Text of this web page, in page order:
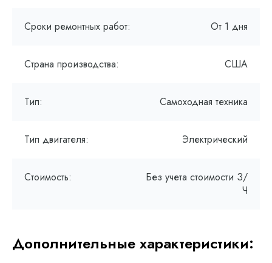
Сроки ремонтных работ: От 1 дня
Страна производства: США
Тип: Самоходная техника
Тип двигателя: Электрический
Стоимость:
Без учета стоимости З/
Ч
Дополнительные характеристики: